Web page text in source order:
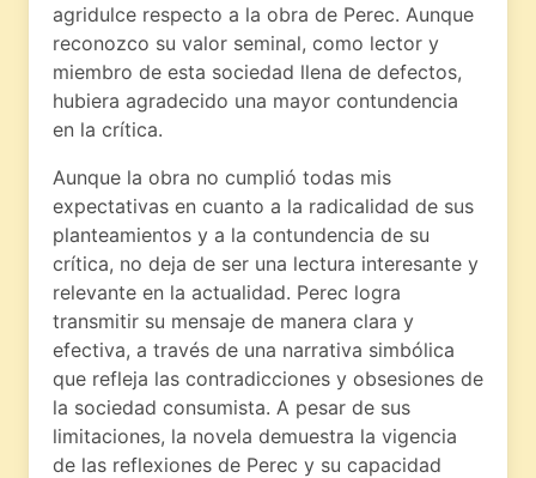
agridulce respecto a la obra de Perec. Aunque
reconozco su valor seminal, como lector y
miembro de esta sociedad llena de defectos,
hubiera agradecido una mayor contundencia
en la crítica.
Aunque la obra no cumplió todas mis
expectativas en cuanto a la radicalidad de sus
planteamientos y a la contundencia de su
crítica, no deja de ser una lectura interesante y
relevante en la actualidad. Perec logra
transmitir su mensaje de manera clara y
efectiva, a través de una narrativa simbólica
que refleja las contradicciones y obsesiones de
la sociedad consumista. A pesar de sus
limitaciones, la novela demuestra la vigencia
de las reflexiones de Perec y su capacidad